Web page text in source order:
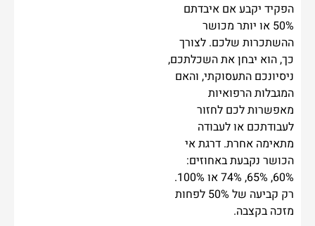
הפקיד יקבע אם איבדתם
50% או יותר מכושר
ההשתכרות שלכם. לצורך
כך, הוא יבחן את השכלתכם,
ניסיונכם התעסוקתי, והאם
המגבלות הרפואיות
מאפשרות לכם לחזור
לעבודתכם או לעבודה
מתאימה אחרת. דרגת אי
הכושר נקבעת באחוזים:
60%, 65%, 74% או 100%.
רק קביעה של 50% לפחות
מזכה בקצבה.